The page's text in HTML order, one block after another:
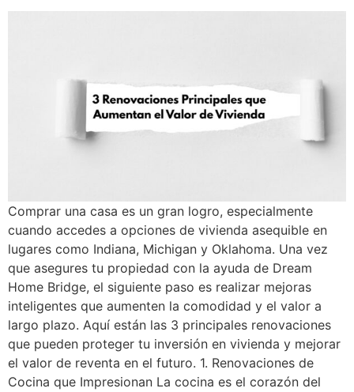
Comprar una casa es un gran logro, especialmente
cuando accedes a opciones de vivienda asequible en
lugares como Indiana, Michigan y Oklahoma. Una vez
que asegures tu propiedad con la ayuda de Dream
Home Bridge, el siguiente paso es realizar mejoras
inteligentes que aumenten la comodidad y el valor a
largo plazo. Aquí están las 3 principales renovaciones
que pueden proteger tu inversión en vivienda y mejorar
el valor de reventa en el futuro. 1. Renovaciones de
Cocina que Impresionan La cocina es el corazón del